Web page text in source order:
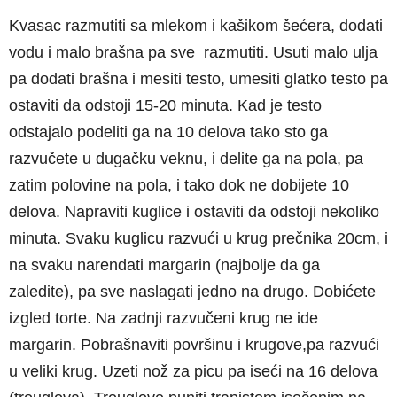
Kvasac razmutiti sa mlekom i kašikom šećera, dodati
vodu i malo brašna pa sve razmutiti. Usuti malo ulja
pa dodati brašna i mesiti testo, umesiti glatko testo pa
ostaviti da odstoji 15-20 minuta. Kad je testo
odstajalo podeliti ga na 10 delova tako sto ga
razvučete u dugačku veknu, i delite ga na pola, pa
zatim polovine na pola, i tako dok ne dobijete 10
delova. Napraviti kuglice i ostaviti da odstoji nekoliko
minuta. Svaku kuglicu razvući u krug prečnika 20cm, i
na svaku narendati margarin (najbolje da ga
zaledite), pa sve naslagati jedno na drugo. Dobićete
izgled torte. Na zadnji razvučeni krug ne ide
margarin. Pobrašnaviti površinu i krugove,pa razvući
u veliki krug. Uzeti nož za picu pa iseći na 16 delova